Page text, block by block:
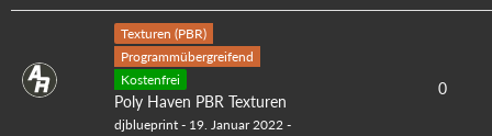
Texturen (PBR)
Programmübergreifend
Kostenfrei
Poly Haven PBR Texturen
djblueprint - 19. Januar 2022 -
0